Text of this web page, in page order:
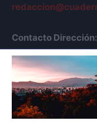
Contacto Dirección: